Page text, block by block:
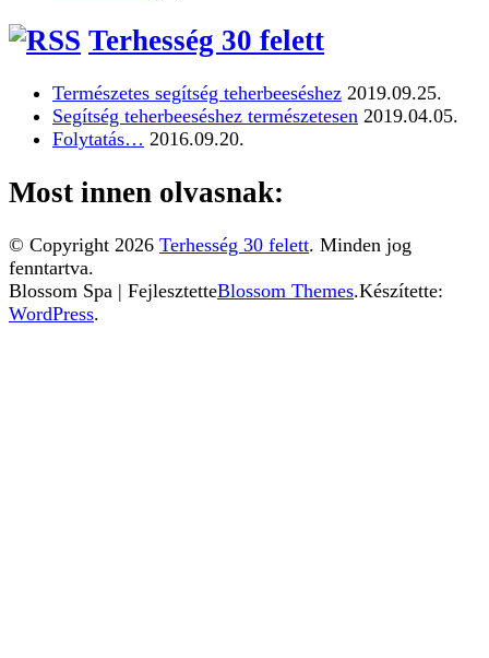
Terhesség 30 felett
Természetes segítség teherbeeséshez 2019.09.25.
Segítség teherbeeséshez természetesen 2019.04.05.
Folytatás… 2016.09.20.
Most innen olvasnak:
© Copyright 2026 Terhesség 30 felett. Minden jog
fenntartva.
Blossom Spa | FejlesztetteBlossom Themes.Készítette:
WordPress.